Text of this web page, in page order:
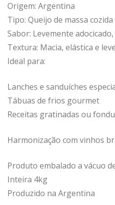
Origem: Argentina
Tipo: Queijo de massa
Sabor: Levemente
Textura: Macia, elástica e
Ideal para:
Lanches e sanduíches
Tábuas de frios gourmet
Receitas gratinadas ou
Harmonização com vinhos
Produto embalado a vácuo
Inteira 4kg
Produzido na Argentina